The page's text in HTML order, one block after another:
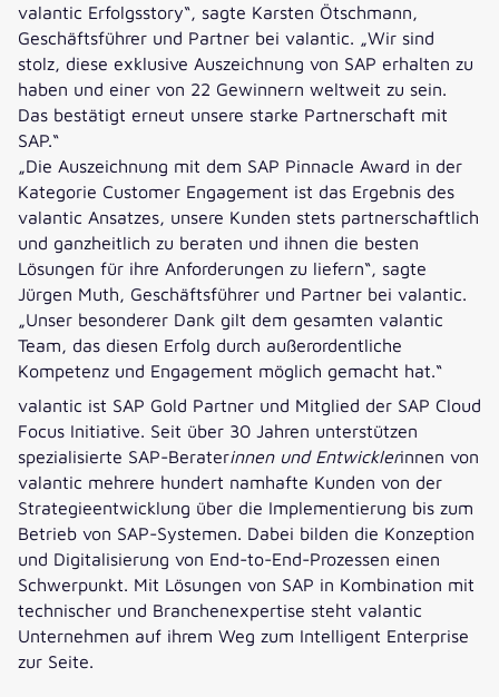
valantic Erfolgsstory“, sagte Karsten Ötschmann,
Geschäftsführer und Partner bei valantic. „Wir sind
stolz, diese exklusive Auszeichnung von SAP erhalten zu
haben und einer von 22 Gewinnern weltweit zu sein.
Das bestätigt erneut unsere starke Partnerschaft mit
SAP.“
„Die Auszeichnung mit dem SAP Pinnacle Award in der
Kategorie Customer Engagement ist das Ergebnis des
valantic Ansatzes, unsere Kunden stets partnerschaftlich
und ganzheitlich zu beraten und ihnen die besten
Lösungen für ihre Anforderungen zu liefern“, sagte
Jürgen Muth, Geschäftsführer und Partner bei valantic.
„Unser besonderer Dank gilt dem gesamten valantic
Team, das diesen Erfolg durch außerordentliche
Kompetenz und Engagement möglich gemacht hat.“
valantic ist SAP Gold Partner und Mitglied der SAP Cloud
Focus Initiative. Seit über 30 Jahren unterstützen
spezialisierte SAP-Beraterinnen und Entwicklerinnen von
valantic mehrere hundert namhafte Kunden von der
Strategieentwicklung über die Implementierung bis zum
Betrieb von SAP-Systemen. Dabei bilden die Konzeption
und Digitalisierung von End-to-End-Prozessen einen
Schwerpunkt. Mit Lösungen von SAP in Kombination mit
technischer und Branchenexpertise steht valantic
Unternehmen auf ihrem Weg zum Intelligent Enterprise
zur Seite.